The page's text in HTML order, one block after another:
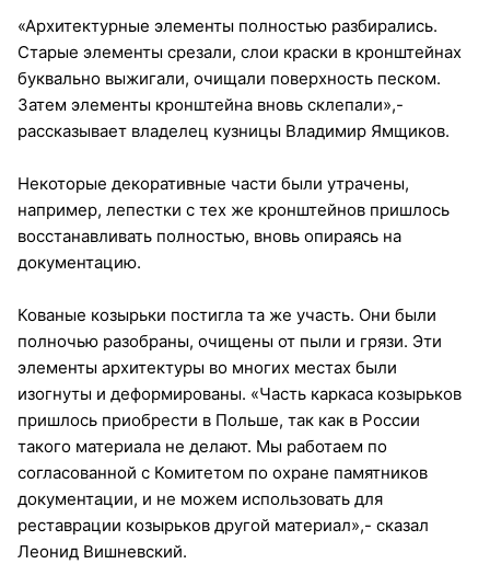
«Архитектурные элементы полностью разбирались.
Старые элементы срезали, слои краски в кронштейнах
буквально выжигали, очищали поверхность песком.
Затем элементы кронштейна вновь склепали»,-
рассказывает владелец кузницы Владимир Ямщиков.
Некоторые декоративные части были утрачены,
например, лепестки с тех же кронштейнов пришлось
восстанавливать полностью, вновь опираясь на
документацию.
Кованые козырьки постигла та же участь. Они были
полночью разобраны, очищены от пыли и грязи. Эти
элементы архитектуры во многих местах были
изогнуты и деформированы. «Часть каркаса козырьков
пришлось приобрести в Польше, так как в России
такого материала не делают. Мы работаем по
согласованной с Комитетом по охране памятников
документации, и не можем использовать для
реставрации козырьков другой материал»,- сказал
Леонид Вишневский.